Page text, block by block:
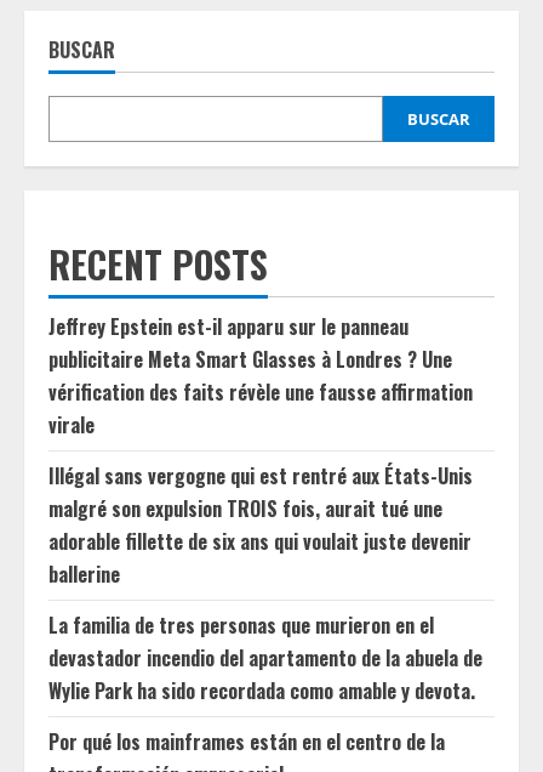
BUSCAR
BUSCAR
RECENT POSTS
Jeffrey Epstein est-il apparu sur le panneau
publicitaire Meta Smart Glasses à Londres ? Une
vérification des faits révèle une fausse affirmation
virale
Illégal sans vergogne qui est rentré aux États-Unis
malgré son expulsion TROIS fois, aurait tué une
adorable fillette de six ans qui voulait juste devenir
ballerine
La familia de tres personas que murieron en el
devastador incendio del apartamento de la abuela de
Wylie Park ha sido recordada como amable y devota.
Por qué los mainframes están en el centro de la